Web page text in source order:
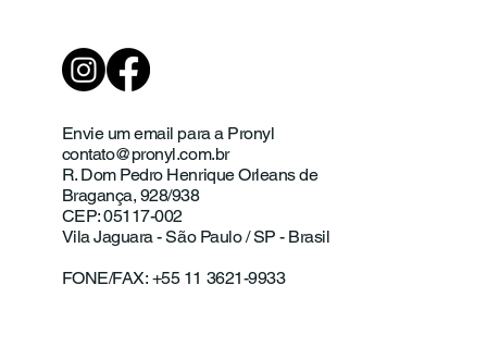
Envie um email para a Pronyl
contato@pronyl.com.br
R. Dom Pedro Henrique Orleans de
Bragança, 928/938
CEP: 05117-002
Vila Jaguara - São Paulo / SP - Brasil
FONE/FAX: +55 11 3621-9933